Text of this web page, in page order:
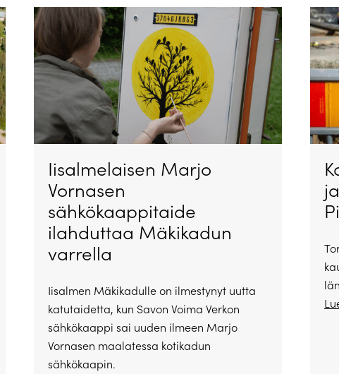
Iisalmelaisen Marjo
Vornasen
sähkökaappitaide
ilahduttaa Mäkikadun
varrella
Iisalmen Mäkikadulle on ilmestynyt uutta
katutaidetta, kun Savon Voima Verkon
sähkökaappi sai uuden ilmeen Marjo
Vornasen maalatessa kotikadun
sähkökaapin.